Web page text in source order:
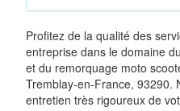
Profitez de la qualité des
entreprise dans le domaine
et du remorquage moto
Tremblay-en-France, 93290.
entretien très rigoureux de